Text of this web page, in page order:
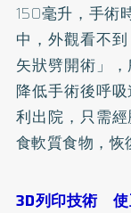
150毫升，手術
中，外觀看不
矢狀劈開術」
降低手術後呼
利出院，只需
食軟質食物，恢
3D列印技術 使